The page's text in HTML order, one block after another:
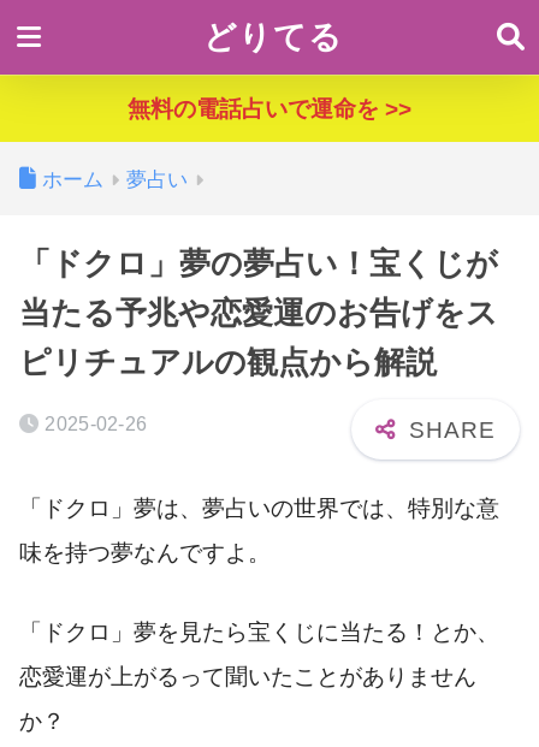
どりてる
無料の電話占いで運命を >>
ホーム 夢占い
「ドクロ」夢の夢占い！宝くじが
当たる予兆や恋愛運のお告げをス
ピリチュアルの観点から解説
2025-02-26
「ドクロ」夢は、夢占いの世界では、特別な意
味を持つ夢なんですよ。
「ドクロ」夢を見たら宝くじに当たる！とか、
恋愛運が上がるって聞いたことがありません
か？